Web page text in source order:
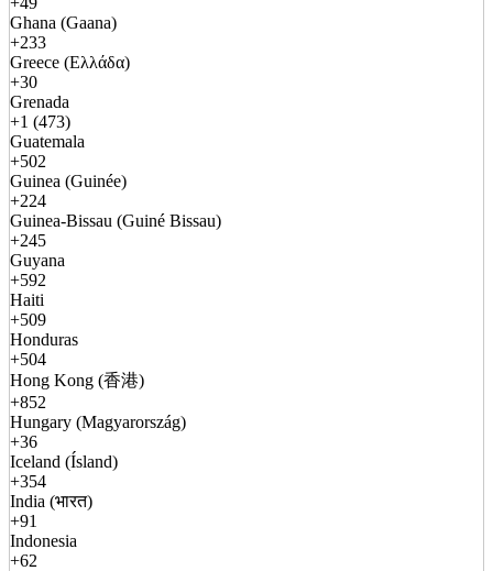
Ghana (Gaana)
+233
Greece (Ελλάδα)
+30
Grenada
+1 (473)
Guatemala
+502
Guinea (Guinée)
+224
Guinea-Bissau (Guiné Bissau)
+245
Guyana
+592
Haiti
+509
Honduras
+504
Hong Kong (香港)
+852
Hungary (Magyarország)
+36
Iceland (Ísland)
+354
India (भारत)
+91
Indonesia
+62